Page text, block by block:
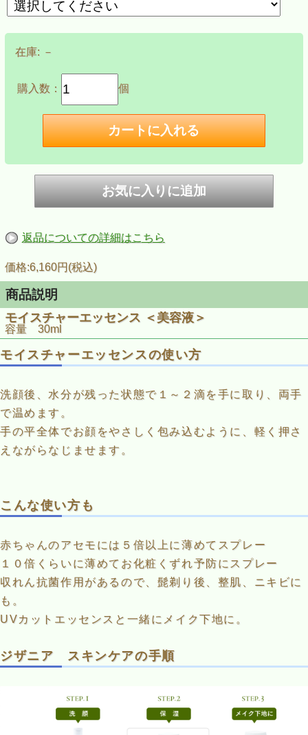
在庫: －
購入数： 個
返品についての詳細はこちら
価格:6,160円(税込)
商品説明
モイスチャーエッセンス ＜美容液＞
容量 30ml
モイスチャーエッセンスの使い方
洗顔後、水分が残った状態で１～２滴を手に取り、両手
で温めます。
手の平全体でお顔をやさしく包み込むように、軽く押さ
えながらなじませます。
こんな使い方も
赤ちゃんのアセモには５倍以上に薄めてスプレー
１０倍くらいに薄めてお化粧くずれ予防にスプレー
収れん抗菌作用があるので、髭剃り後、整肌、ニキビに
も。
UVカットエッセンスと一緒にメイク下地に。
ジザニア スキンケアの手順